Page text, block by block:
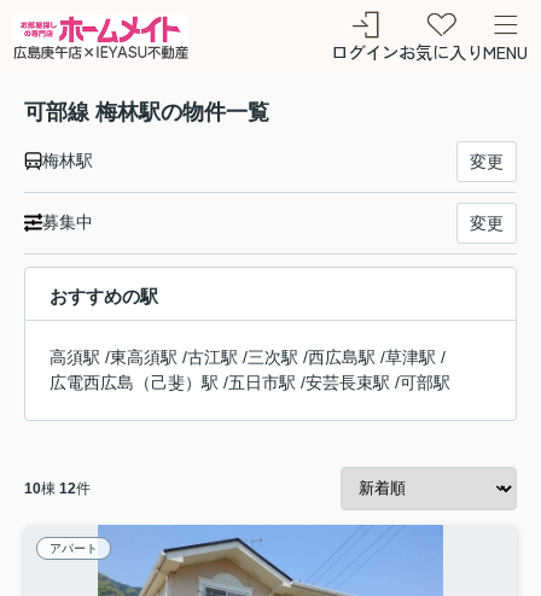
ログインお気に入りMENU
可部線 梅林駅の物件一覧
梅林駅 変更
募集中 変更
おすすめの駅
高須駅 /東高須駅 /古江駅 /三次駅 /西広島駅 /草津駅 /
広電西広島（己斐）駅 /五日市駅 /安芸長束駅 /可部駅
10棟 12件
アパート